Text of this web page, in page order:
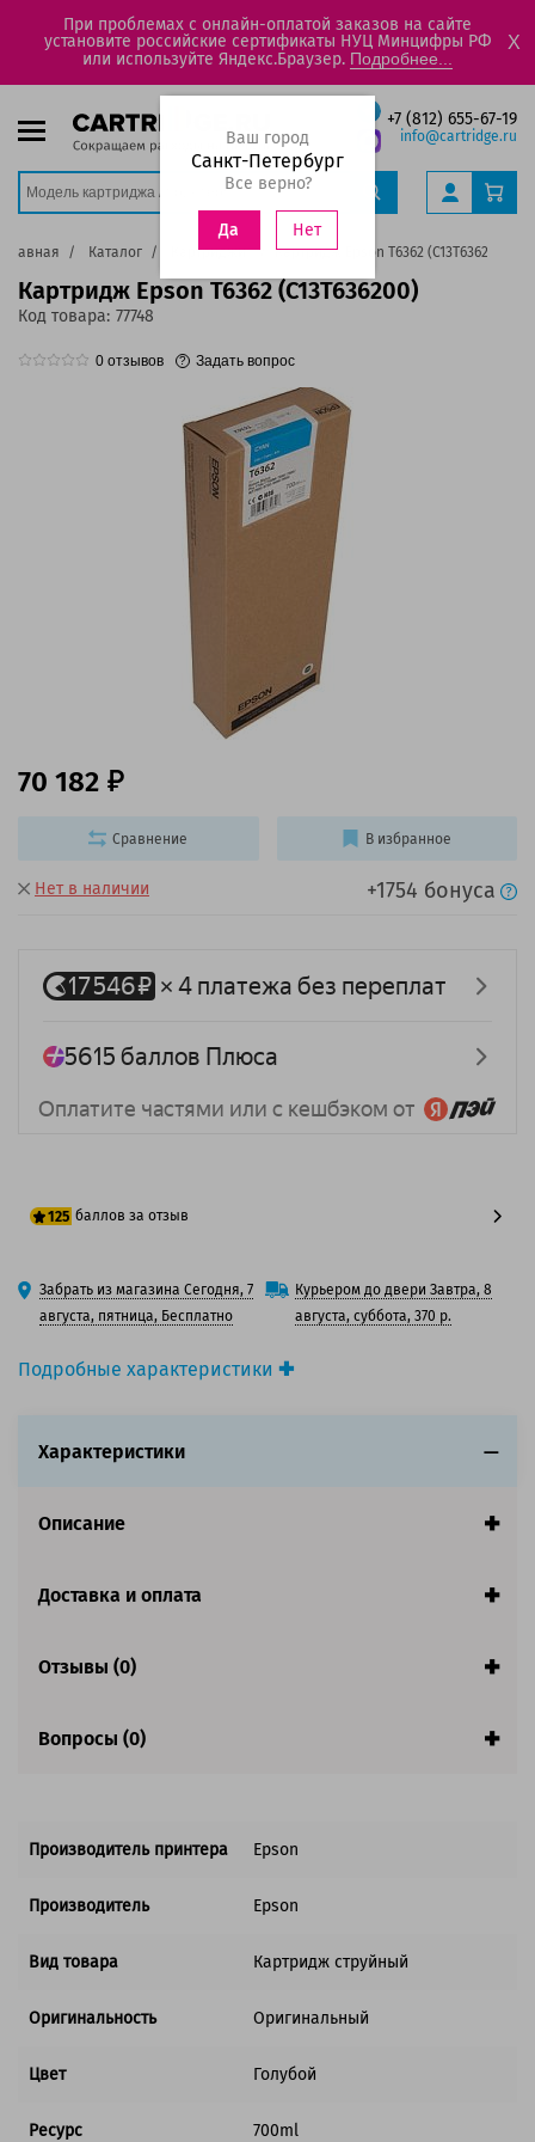
При проблемах с онлайн-оплатой заказов на сайте
установите российские сертификаты НУЦ Минцифры РФ
или используйте Яндекс.Браузер. Подробнее...
X
+7 (812) 655-67-19
info@cartridge.ru
Ваш город
Санкт-Петербург
Все верно?
Да Нет
Главная Каталог Картриджи Картридж Epson T6362 (C13T636200)
Картридж Epson T6362 (C13T636200)
Код товара: 77748
0 отзывов Задать вопрос
Подробные характеристики
Вид товара:Картридж струйный
Ресурс:700ml
Нет в наличии +1754 бонуса
70 182
125 баллов за отзыв
100 баллов
125 баллов
Забрать из магазина Сегодня, 7
августа, пятница, Бесплатно
Курьером до двери Завтра, 8
августа, суббота, 370 р.
Сравнение В избранное
Характеристики
Описание
Доставка и оплата
Отзывы (0)
Вопросы (0)
Производитель принтера Epson
Производитель Epson
Вид товара Картридж струйный
Оригинальность Оригинальный
Цвет Голубой
Ресурс 700ml